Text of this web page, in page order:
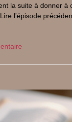
la suite à donner à
l’épisode